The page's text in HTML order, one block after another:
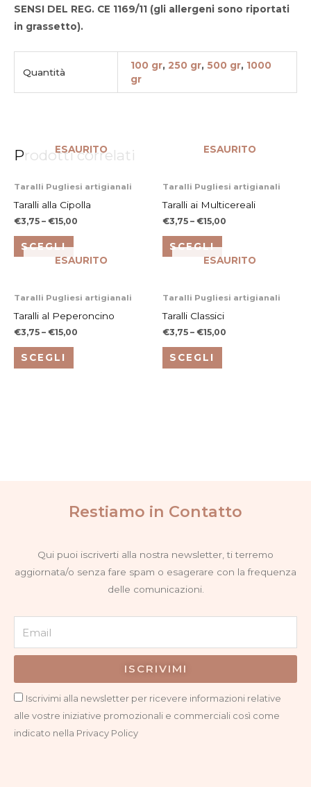
SENSI DEL REG. CE 1169/11 (gli allergeni sono riportati
in grassetto).
Quantità
100 gr,250 gr,500 gr, 1000
gr
Prodotti correlati
ESAURITO
Taralli Pugliesi artigianali
Taralli alla Cipolla
€3,75 – €15,00
SCEGLI
Questo
prodotto
ha
più
possono
essere
scelte
ESAURITO
Taralli Pugliesi artigianali
Taralli ai Multicereali
€3,75 – €15,00
SCEGLI
Questo
prodotto
ha
più
possono
essere
scelte
ESAURITO
Taralli Pugliesi artigianali
Taralli al Peperoncino
€3,75 – €15,00
SCEGLI
Questo
prodotto
ha
più
prodotto
ESAURITO
Taralli Pugliesi artigianali
Taralli Classici
€3,75 – €15,00
SCEGLI
Questo
prodotto
ha
più
prodotto
Restiamo in Contatto
Qui puoi iscriverti alla nostra newsletter, ti terremo
aggiornata/o senza fare spam o esagerare con la frequenza
delle comunicazioni.
Privacy
Iscrivimi alla newsletter per ricevere informazioni relative
alle vostre iniziative promozionali e commerciali così come
indicato nella Privacy Policy
ISCRIVIMI